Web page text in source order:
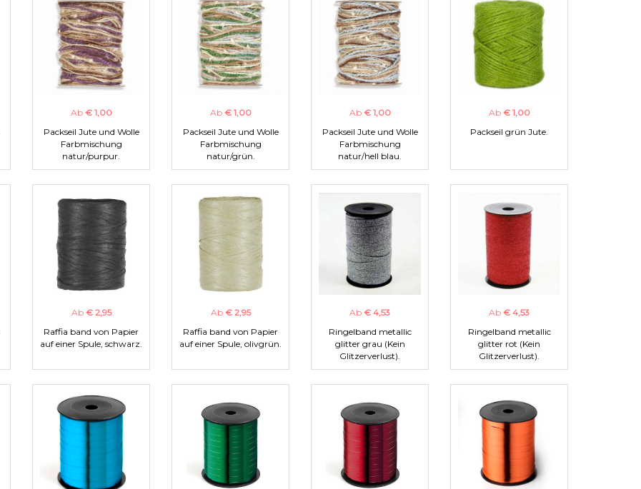
Ab € 1,00
Packseil Jute und Wolle
Farbmischung
natur/purpur.
Ab € 1,00
Packseil Jute und Wolle
Farbmischung
natur/grün.
Ab € 1,00
Packseil Jute und Wolle
Farbmischung
natur/hell blau.
Ab € 1,00
Packseil grün Jute.
Ab € 2,95
Raffia band von Papier
auf einer Spule, schwarz.
Ab € 2,95
Raffia band von Papier
auf einer Spule, olivgrün.
Ab € 4,53
Ringelband metallic
glitter grau (Kein
Glitzerverlust).
Ab € 4,53
Ringelband metallic
glitter rot (Kein
Glitzerverlust).